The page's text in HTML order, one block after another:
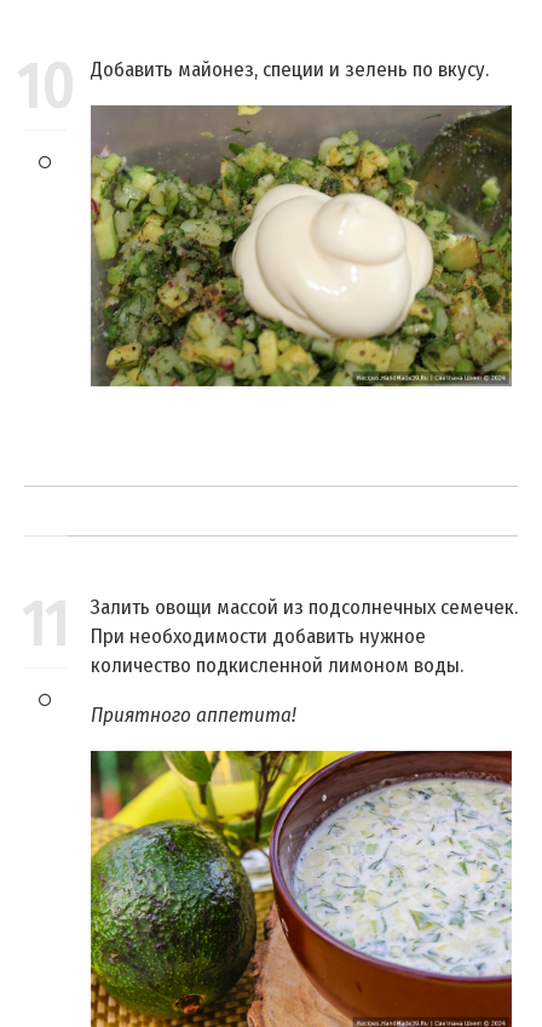
10 Добавить майонез, специи и зелень по вкусу.
11
Залить овощи массой из подсолнечных семечек.
При необходимости добавить нужное
количество подкисленной лимоном воды.
Приятного аппетита!